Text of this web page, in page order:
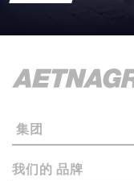
集团
我们的 品牌